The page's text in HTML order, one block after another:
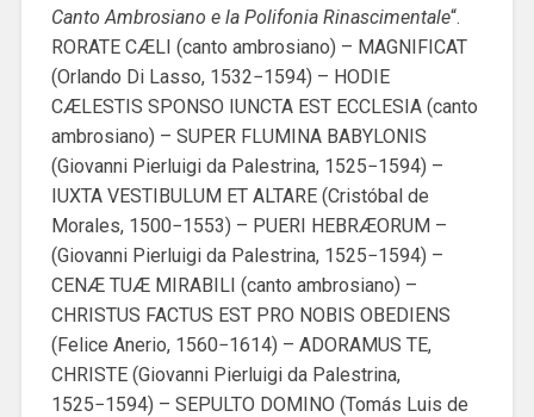
Canto Ambrosiano e la Polifonia Rinascimentale“.
RORATE CÆLI (canto ambrosiano) – MAGNIFICAT
(Orlando Di Lasso, 1532−1594) – HODIE
CÆLESTIS SPONSO IUNCTA EST ECCLESIA (canto
ambrosiano) – SUPER FLUMINA BABYLONIS
(Giovanni Pierluigi da Palestrina, 1525−1594) –
IUXTA VESTIBULUM ET ALTARE (Cristóbal de
Morales, 1500−1553) – PUERI HEBRÆORUM –
(Giovanni Pierluigi da Palestrina, 1525−1594) –
CENÆ TUÆ MIRABILI (canto ambrosiano) –
CHRISTUS FACTUS EST PRO NOBIS OBEDIENS
(Felice Anerio, 1560−1614) – ADORAMUS TE,
CHRISTE (Giovanni Pierluigi da Palestrina,
1525−1594) – SEPULTO DOMINO (Tomás Luis de